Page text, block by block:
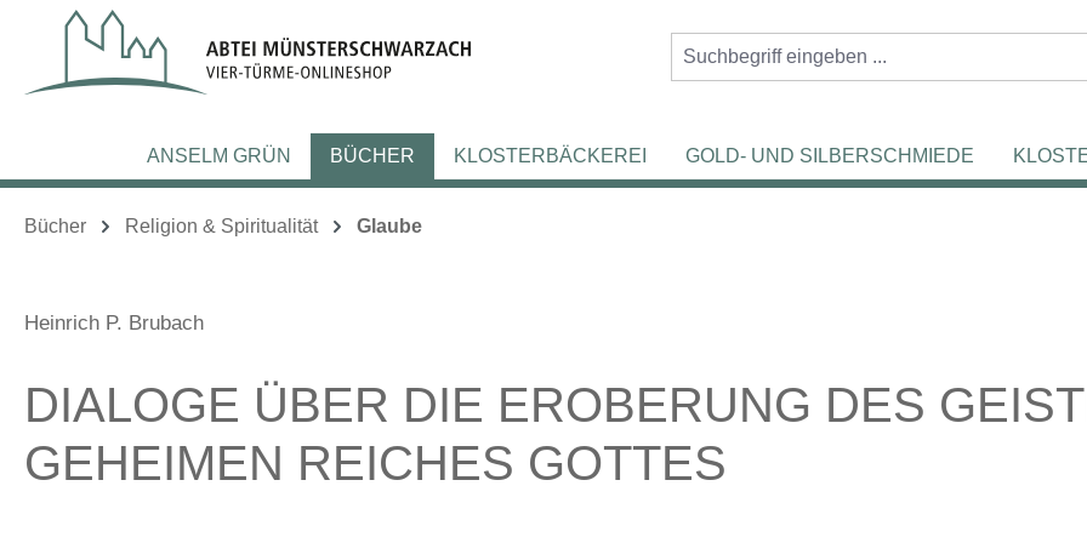
Hauptinhalt springen
Zur Suche springen
Zur Hauptnavigation springen
ANSELM GRÜN BÜCHER KLOSTERBÄCKEREI GOLD- UND SILBERSCHMIEDE
Bücher Religion & Spiritualität Glaube
Heinrich P. Brubach
DIALOGE ÜBER DIE EROBERUNG DES
GEHEIMEN REICHES GOTTES